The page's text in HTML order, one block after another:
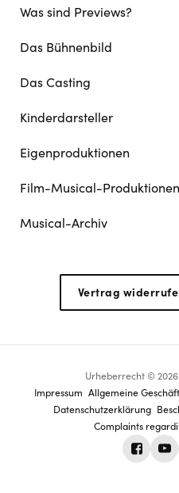
Was sind Previews?
Das Bühnenbild
Das Casting
Kinderdarsteller
Eigenproduktionen
Film-Musical-Produktionen
Musical-Archiv
Vertrag
Urheberrecht ©
Footer
navigation
Impressum Allgemeine
Datenschutz­erklärung
Complaints